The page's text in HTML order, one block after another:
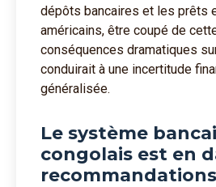
dépôts bancaires et les prêts
américains, être coupé de
conséquences dramatiques
conduirait à une incertitude
généralisée.
Le système
congolais est en